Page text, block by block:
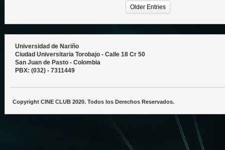
Older Entries
Universidad de Nariño
Ciudad Universitaria Torobajo - Calle 18 Cr 50
San Juan de Pasto - Colombia
PBX: (032) - 7311449
Copyright CINE CLUB 2020. Todos los Derechos Reservados.